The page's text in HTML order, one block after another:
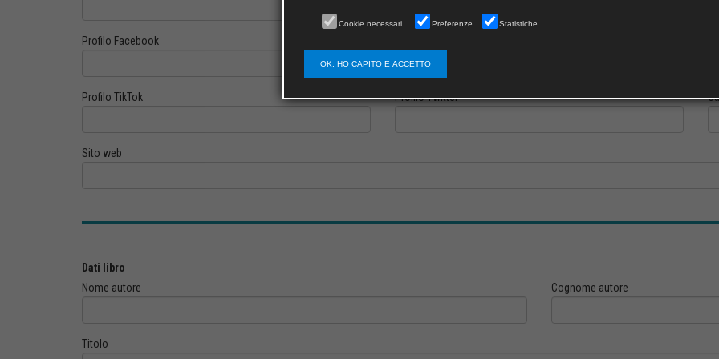
Profilo Facebook
Profilo TikTok Profilo Twitter
Sito web
Dati libro
Nome autore
Cognome autore
Titolo
Cookie necessari Preferenze Statistiche
OK, HO CAPITO E ACCETTO